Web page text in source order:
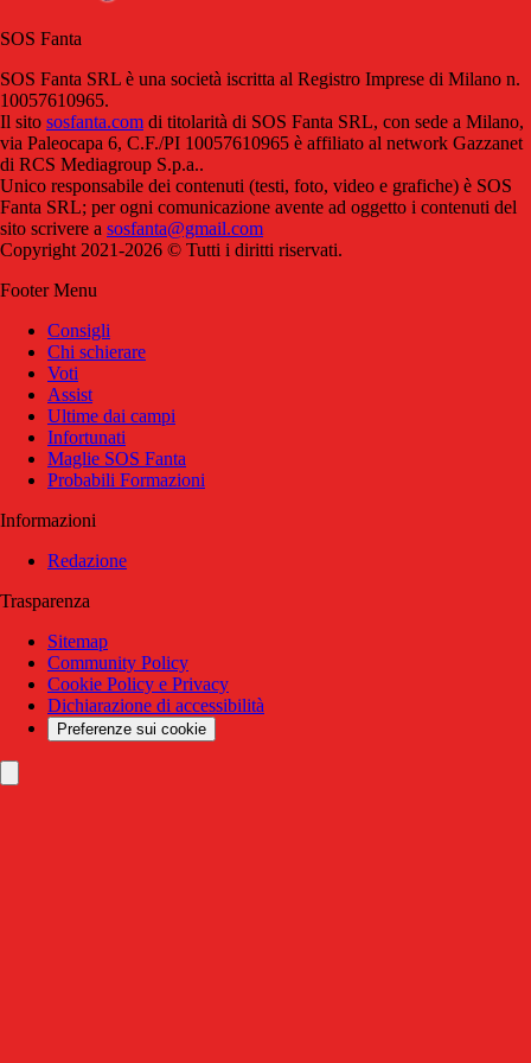
SOS Fanta
SOS Fanta SRL è una società iscritta al Registro Imprese di Milano n.
10057610965.
Il sito sosfanta.com di titolarità di SOS Fanta SRL, con sede a Milano,
via Paleocapa 6, C.F./PI 10057610965 è affiliato al network Gazzanet
di RCS Mediagroup S.p.a..
Unico responsabile dei contenuti (testi, foto, video e grafiche) è SOS
Fanta SRL; per ogni comunicazione avente ad oggetto i contenuti del
sito scrivere a sosfanta@gmail.com
Copyright 2021-2026 © Tutti i diritti riservati.
Footer Menu
Consigli
Chi schierare
Voti
Assist
Ultime dai campi
Infortunati
Maglie SOS Fanta
Probabili Formazioni
Informazioni
Redazione
Trasparenza
Sitemap
Community Policy
Cookie Policy e Privacy
Dichiarazione di accessibilità
Preferenze sui cookie